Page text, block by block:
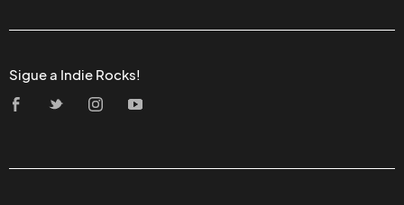
Sigue a Indie Rocks!